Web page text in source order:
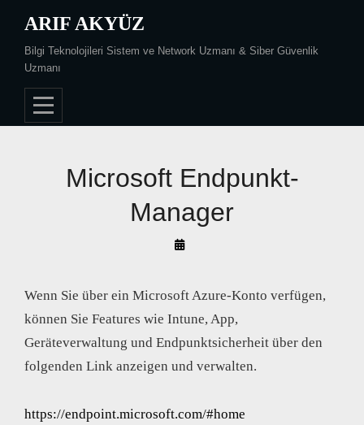
content
ARIF AKYÜZ
Bilgi Teknolojileri Sistem ve Network Uzmanı & Siber Güvenlik
Uzmanı
Microsoft Endpunkt-
Manager
By
Wenn Sie über ein Microsoft Azure-Konto verfügen,
können Sie Features wie Intune, App,
Geräteverwaltung und Endpunktsicherheit über den
folgenden Link anzeigen und verwalten.
https://endpoint.microsoft.com/#home